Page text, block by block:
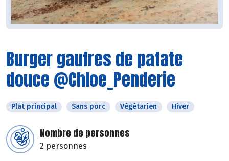
Burger gaufres de patate
douce @Chloe_Penderie
Plat principal Sans porc Végétarien Hiver
Nombre de personnes
2 personnes